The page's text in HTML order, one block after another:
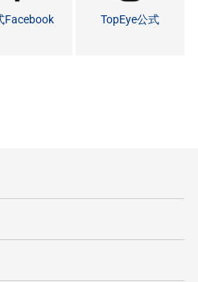
Facebook TopEye公式